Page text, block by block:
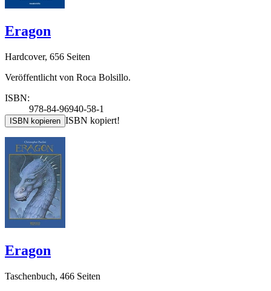
Eragon
Hardcover, 656 Seiten
Veröffentlicht von Roca Bolsillo.
ISBN:
978-84-96940-58-1
ISBN kopieren ISBN kopiert!
Eragon
Taschenbuch, 466 Seiten